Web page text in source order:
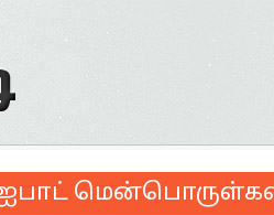
ஐபாட்